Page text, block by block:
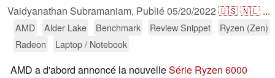
Vaidyanathan Subramaniam, Publié05/20/2022 🇺🇸🇳🇱 ...
AMD Alder Lake Benchmark Review Snippet
Ryzen (Zen)
Radeon
Laptop / Notebook
AMD a d'abord annoncé la nouvelleSérie Ryzen 6000